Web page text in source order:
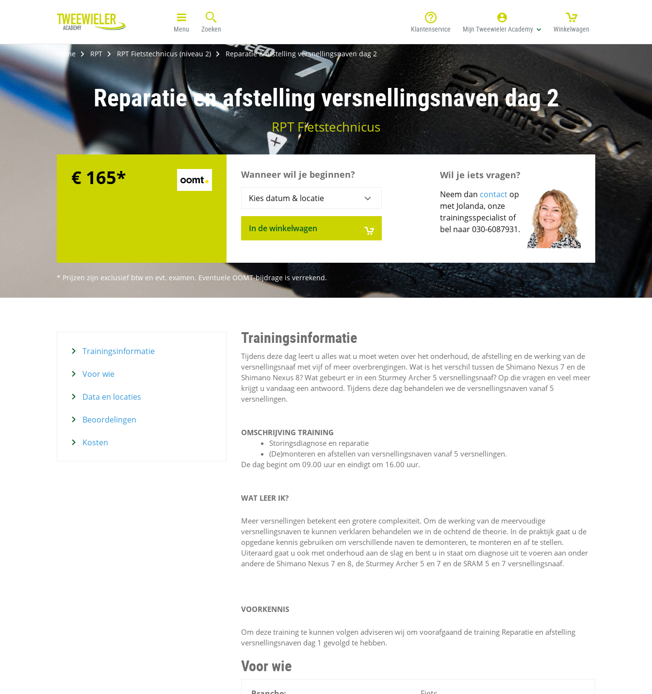
Menu Zoeken Klantenservice Mijn Tweewieler Academy Winkelwagen
Home RPT RPT Fietstechnicus (niveau 2) Reparatie & afstelling versnellingsnaven dag 2
Reparatie en afstelling versnellingsnaven dag 2
RPT Fietstechnicus
€ 165* Wanneer wil je beginnen?
In de winkelwagen
Wil je iets vragen?
Neem dan contact op
met Jolanda, onze
trainingsspecialist of
bel naar030-6087931.
* Prijzen zijn exclusief btw en evt. examen. Eventuele OOMT-bijdrage is verrekend.
Trainingsinformatie
Voor wie
Data en locaties
Beoordelingen
Kosten
Trainingsinformatie
Tijdens deze dag leert u alles wat u moet weten over het onderhoud, de afstelling en de werking van de
versnellingsnaaf met vijf of meer overbrengingen. Wat is het verschil tussen de Shimano Nexus 7 en de
Shimano Nexus 8? Wat gebeurt er in een Sturmey Archer 5 versnellingsnaaf? Op die vragen en veel meer
krijgt u vandaag een antwoord. Tijdens deze dag behandelen we de versnellingsnaven vanaf 5
versnellingen.
OMSCHRIJVING TRAINING
Storingsdiagnose en reparatie
(De)monteren en afstellen van versnellingsnaven vanaf 5 versnellingen.
De dag begint om 09.00 uur en eindigt om 16.00 uur.
WAT LEER IK?
Meer versnellingen betekent een grotere complexiteit. Om de werking van de meervoudige
versnellingsnaven te kunnen verklaren behandelen we in de ochtend de theorie. In de praktijk gaat u de
opgedane kennis gebruiken om verschillende naven te demonteren, te monteren en af te stellen.
Uiteraard gaat u ook met onderhoud aan de slag en bent u in staat om diagnose uit te voeren aan onder
andere de Shimano Nexus 7 en 8, de Sturmey Archer 5 en 7 en de SRAM 5 en 7 versnellingsnaaf.
VOORKENNIS
Om deze training te kunnen volgen adviseren wij om voorafgaand de training Reparatie en afstelling
versnellingsnaven dag 1 gevolgd te hebben.
Voor wie